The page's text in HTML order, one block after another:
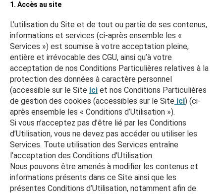
1. Accès au site
L’utilisation du Site et de tout ou partie de ses contenus,
informations et services (ci-après ensemble les «
Services ») est soumise à votre acceptation pleine,
entière et irrévocable des CGU, ainsi qu’à votre
acceptation de nos Conditions Particulières relatives à la
protection des données à caractère personnel
(accessible sur le Site ici et nos Conditions Particulières
de gestion des cookies (accessibles sur le Site ici) (ci-
après ensemble les « Conditions d’Utilisation »).
Si vous n’acceptez pas d’être lié par les Conditions
d’Utilisation, vous ne devez pas accéder ou utiliser les
Services. Toute utilisation des Services entraîne
l’acceptation des Conditions d’Utilisation.
Nous pouvons être amenés à modifier les contenus et
informations présents dans ce Site ainsi que les
présentes Conditions d’Utilisation, notamment afin de